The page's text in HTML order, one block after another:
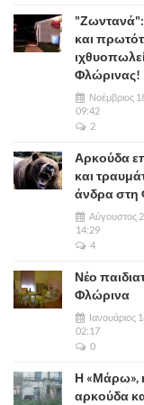
"Ζωντανά":
και
Φλώρινας!
Νοέμβριος
09:42
2
Αρκούδα
και
άνδρα στη
Αύγουστος
14:29
4
Νέο
Φλώρινα
Ιανουάριος
02:17
0
Η «Μάρω»,
αρκούδα